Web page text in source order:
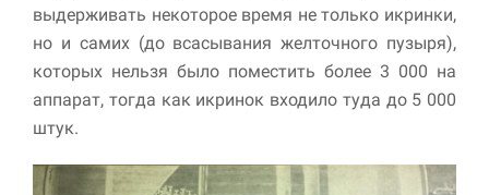
выдерживать некоторое время не только икринки,
но и самих (до всасывания желточного пузыря),
которых нельзя было поме­стить более 3 000 на
аппарат, тогда как икринок входило туда до 5 000
штук.